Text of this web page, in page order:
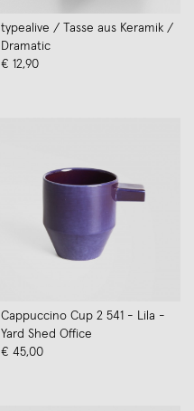
typealive / Tasse aus Keramik /
Dramatic
€ 12,90
Cappuccino Cup 2 541 - Lila -
Yard Shed Office
€ 45,00